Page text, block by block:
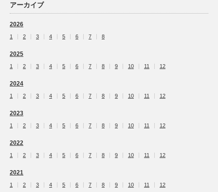
アーカイブ
2026
1 2 3 4 5 6 7 8
2025
1 2 3 4 5 6 7 8 9 10 11 12
2024
1 2 3 4 5 6 7 8 9 10 11 12
2023
1 2 3 4 5 6 7 8 9 10 11 12
2022
1 2 3 4 5 6 7 8 9 10 11 12
2021
1 2 3 4 5 6 7 8 9 10 11 12